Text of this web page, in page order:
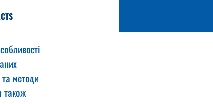
методи
також